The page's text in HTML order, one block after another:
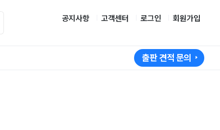
공지사항 고객센터 로그인 회원가입
출판 견적 문의